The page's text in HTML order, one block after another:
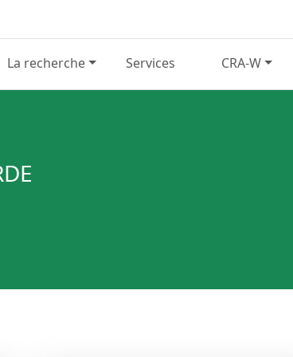
La recherche Services CRA-W